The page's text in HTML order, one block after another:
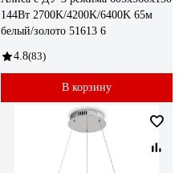
144Вт 2700K/4200K/6400K 65м
белый/золото 51613 6
4.8(83)
В корзину